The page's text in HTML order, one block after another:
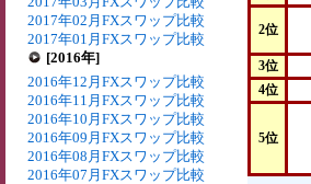
2017年02月FXスワップ比較
2017年01月FXスワップ比較
[2016年]
2016年12月FXスワップ比較
2016年11月FXスワップ比較
2016年10月FXスワップ比較
2016年09月FXスワップ比較
2016年08月FXスワップ比較
2016年07月FXスワップ比較
2位
3位
4位
5位